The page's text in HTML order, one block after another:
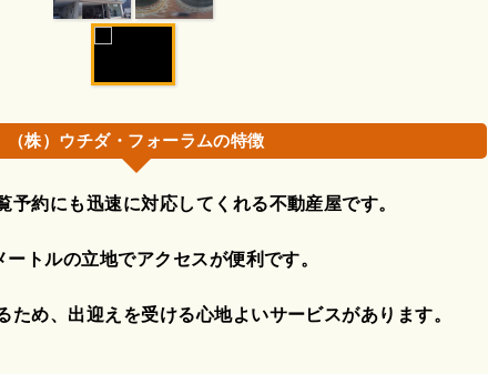
（株）ウチダ・フォーラムの特徴
予約にも迅速に対応してくれる不動産屋です。
トルの立地でアクセスが便利です。
ため、出迎えを受ける心地よいサービスがあります。